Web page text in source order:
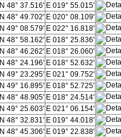
N 48° 37.516' E 019° 55.015'
N 48° 49.702' E 020° 08.109'
N 49° 08.579' E 022° 16.818'
N 48° 58.162' E 018° 25.836'
N 48° 46.262' E 018° 26.060'
N 48° 24.196' E 018° 52.632'
N 49° 23.295' E 021° 09.752'
N 49° 16.895' E 018° 52.725'
N 48° 48.905' E 018° 24.514'
N 49° 25.603' E 021° 06.154'
N 48° 32.831' E 019° 44.018'
N 48° 45.306' E 019° 22.838'